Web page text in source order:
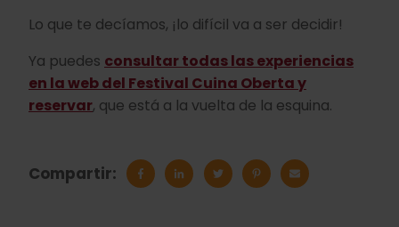
Lo que te decíamos, ¡lo difícil va a ser decidir!
Ya puedes consultar todas las experiencias
en la web del Festival Cuina Oberta y
reservar, que está a la vuelta de la esquina.
Compartir: